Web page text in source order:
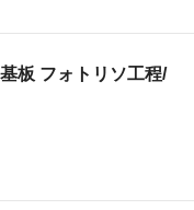
板 フォトリソ工程/